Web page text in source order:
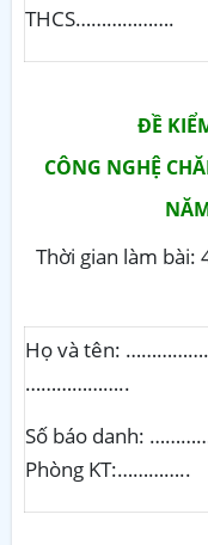
THCS……………….
ĐỀ
CÔNG NGHỆ
Thời gian làm bài:
Họ và tên:
………………..
Số báo danh:
Phòng KT:…………..